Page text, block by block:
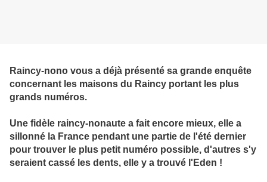
Raincy-nono vous a déjà présenté sa grande enquête
concernant les maisons du Raincy portant les plus
grands numéros.
Une fidèle raincy-nonaute a fait encore mieux, elle a
sillonné la France pendant une partie de l'été dernier
pour trouver le plus petit numéro possible, d'autres s'y
seraient cassé les dents, elle y a trouvé l'Eden !